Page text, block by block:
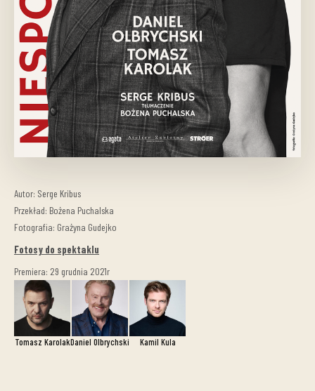
Autor: Serge Kribus
Przekład: Bożena Puchalska
Fotografia: Grażyna Gudejko
Fotosy do spektaklu
Premiera: 29 grudnia 2021r
Tomasz KarolakDaniel Olbrychski Kamil Kula